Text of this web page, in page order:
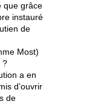
que grâce
instauré
de
Most)
?
a en
d’ouvrir
de